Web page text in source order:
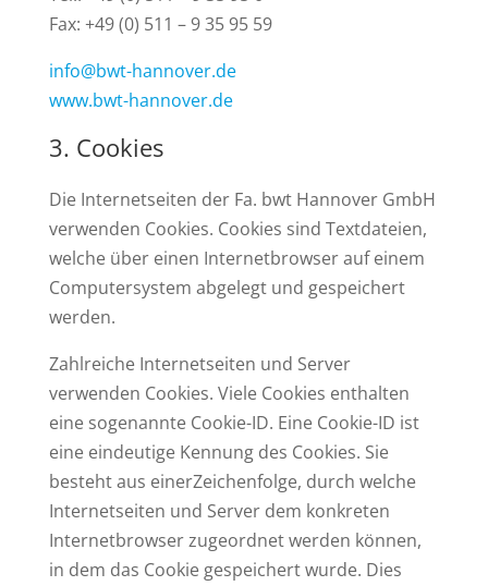
Fax: +49 (0) 511 – 9 35 95 59
info@bwt-hannover.de
www.bwt-hannover.de
Cookies
Die Internetseiten der Fa. bwt Hannover GmbH
verwenden Cookies. Cookies sind Textdateien,
welche über einen Internetbrowser auf einem
Computersystem abgelegt und gespeichert
werden.
Zahlreiche Internetseiten und Server
verwenden Cookies. Viele Cookies enthalten
eine sogenannte Cookie-ID. Eine Cookie-ID ist
eine eindeutige Kennung des Cookies. Sie
besteht aus einerZeichenfolge, durch welche
Internetseiten und Server dem konkreten
Internetbrowser zugeordnet werden können,
in dem das Cookie gespeichert wurde. Dies